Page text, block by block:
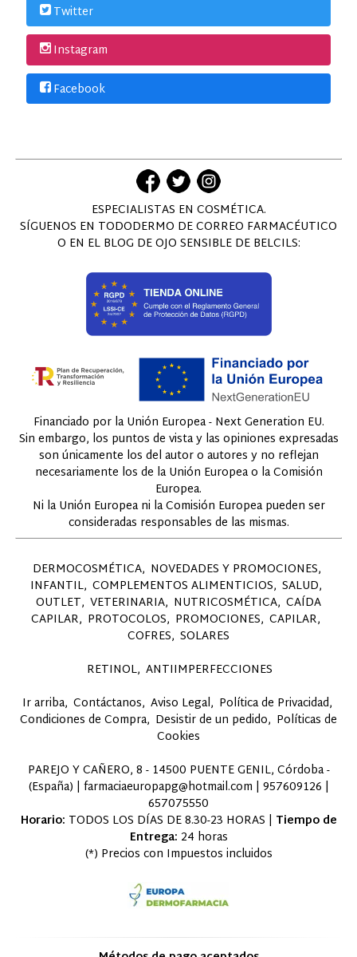
Twitter
Instagram
Facebook
ESPECIALISTAS EN COSMÉTICA.
SÍGUENOS EN TODODERMO DE CORREO FARMACÉUTICO
O EN EL BLOG DE OJO SENSIBLE DE BELCILS:
Financiado por la Unión Europea - Next Generation EU.
Sin embargo, los puntos de vista y las opiniones expresadas
son únicamente los del autor o autores y no reflejan
necesariamente los de la Unión Europea o la Comisión
Europea.
Ni la Unión Europea ni la Comisión Europea pueden ser
consideradas responsables de las mismas.
DERMOCOSMÉTICA NOVEDADES Y PROMOCIONES
INFANTIL COMPLEMENTOS ALIMENTICIOS SALUD
OUTLET VETERINARIA NUTRICOSMÉTICA CAÍDA
CAPILAR PROTOCOLOS PROMOCIONES CAPILAR
COFRES SOLARES
RETINOL ANTIIMPERFECCIONES
Ir arriba Contáctanos Aviso Legal Política de Privacidad
Condiciones de Compra Desistir de un pedido Políticas de
Cookies
PAREJO Y CAÑERO, 8 - 14500 PUENTE GENIL, Córdoba -
(España) | farmaciaeuropapg@hotmail.com | 957609126 |
657075550
Horario: TODOS LOS DÍAS DE 8.30-23 HORAS | Tiempo de
Entrega: 24 horas
(*) Precios con Impuestos incluidos